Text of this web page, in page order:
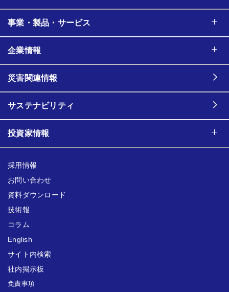
事業・製品・サービス
企業情報
災害関連情報
サステナビリティ
投資家情報
採用情報
お問い合わせ
資料ダウンロード
技術報
コラム
English
サイト内検索
社内掲示板
免責事項